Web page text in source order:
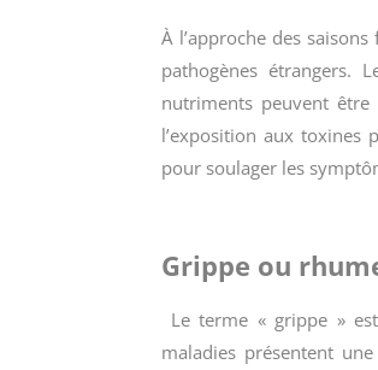
À l’approche des
pathogènes étrangers.
nutriments peuvent
l’exposition aux toxines
pour soulager les
Grippe ou
Le terme « grippe »
maladies présentent